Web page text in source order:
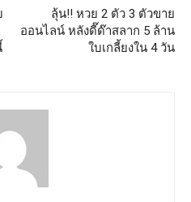
ลุ้น!! หวย 2 ตัว 3 ตัวขาย
ออนไลน์ หลังดี๊ด๊าสลาก 5 ล้าน
ใบเกลี้ยงใน 4 วัน